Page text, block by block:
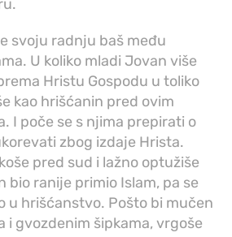
svoju radnju baš među
U koliko mladi Jovan više
Hristu Gospodu u toliko
kao hrišćanin pred ovim
I poče se s njima prepirati o
zbog izdaje Hrista.
pred sud i lažno optužiše
bio ranije primio Islam, pa se
u hrišćanstvo. Pošto bi mučen
i gvozdenim šipkama, vrgoše